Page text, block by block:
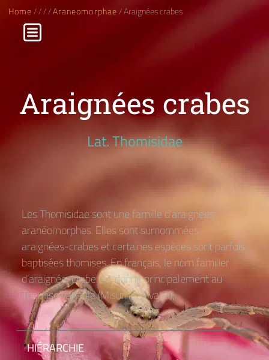
Home////Araneomorphae/ Araignées crabes
Araignées crabes
Lat. Thomisidae
Les Thomisidae sont une famille d’araignées
aranéomorphes. Elles sont surnommées
araignées-crabes et certaines espèces sont parfois
baptisées thomises. En français, le nom familier
d’araignée-crabe est donné principalement au
Thomise variable (Misumena vatia),.
HIÉRARCHIE